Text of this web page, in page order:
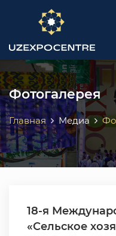
menu
Фотогалерея
Главная Медиа
18-я
«Сельское